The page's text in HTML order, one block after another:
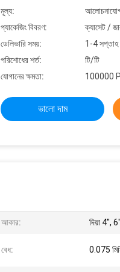
মূল্য:
প্যাকেজিং বিবরণ:
ক্যাসেট /
ডেলিভারি সময়:
1-4 সপ্তাহ
পরিশোধের শর্ত:
টি/টি
যোগানের ক্ষমতা:
100000
ভালো দাম
আকার: দিয়া 4'',
বেধ: 0.075